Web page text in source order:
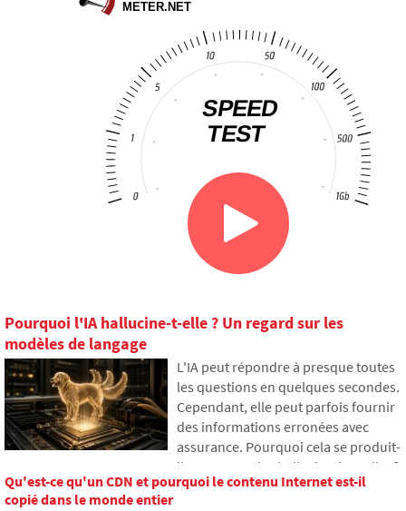
Pourquoi l'IA hallucine-t-elle ? Un regard sur les
modèles de langage
L'IA peut répondre à presque toutes
les questions en quelques secondes.
Cependant, elle peut parfois fournir
des informations erronées avec
assurance. Pourquoi cela se produit-
il et que sont les hallucinations d'IA ?
Dans cet article, nous expliquons
Qu'est-ce qu'un CDN et pourquoi le contenu Internet est-il
copié dans le monde entier